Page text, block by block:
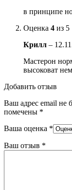
в принципе
Оценка 4 из 5
Крилл –
Мастерон
высоковат
Добавить отзыв
Ваш адрес email не
помечены *
Ваша оценка *
Ваш отзыв *